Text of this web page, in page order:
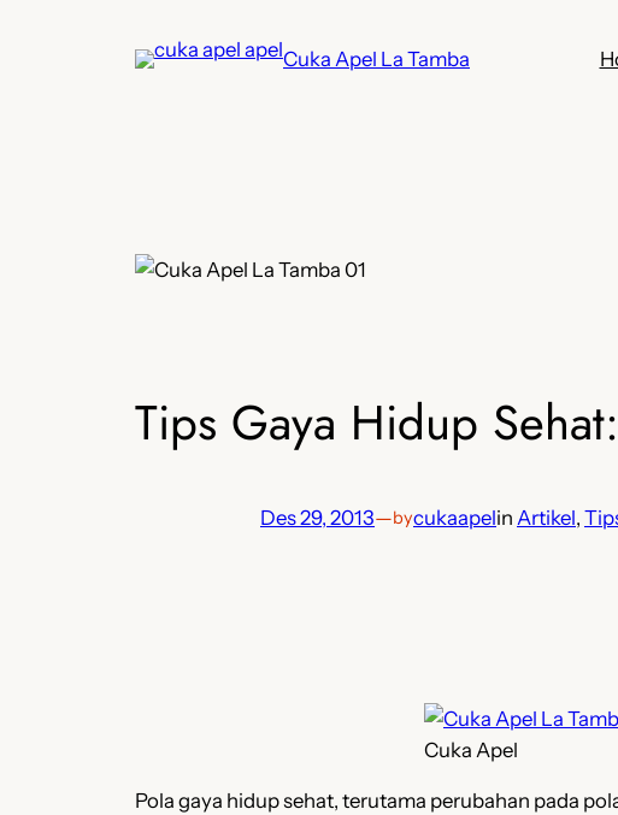
Cuka Apel La Tamba
Tips Gaya Hidup
Des 29, 2013—bycukaapelin Artikel,
Cuka Apel
Pola gaya hidup sehat, terutama perubahan pada